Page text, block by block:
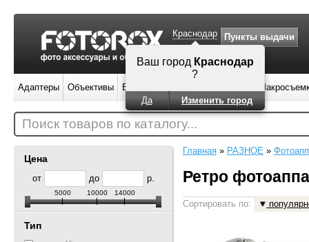
Цена
от до р.
5000 10000 14000
Тип
Главная » РАЗНОЕ »
Ретро
Сортировать по:
Краснодар Пункты выдачи
Адаптеры Объективы Вспышки
Поиск товаров по каталогу...